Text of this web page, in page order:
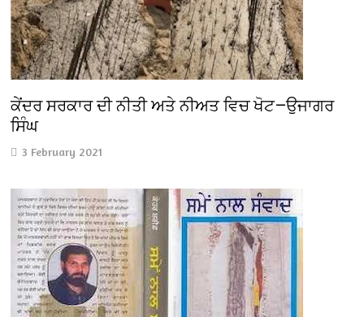
ਕੇਂਦਰ ਸਰਕਾਰ ਦੀ ਨੀਤੀ ਅਤੇ ਨੀਅਤ ਵਿਚ ਖੋਟ—ਉਜਾਗਰ
ਸਿੰਘ
3 February 2021